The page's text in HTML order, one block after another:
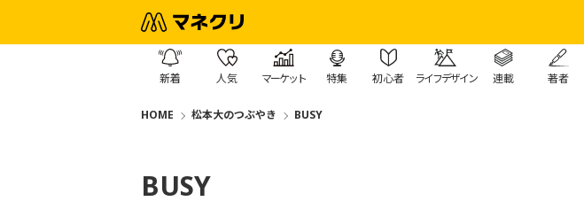
新着 人気 マーケット 特集 初心者 ライフデザイン 連載 著者
HOME 松本大のつぶやき BUSY
BUSY